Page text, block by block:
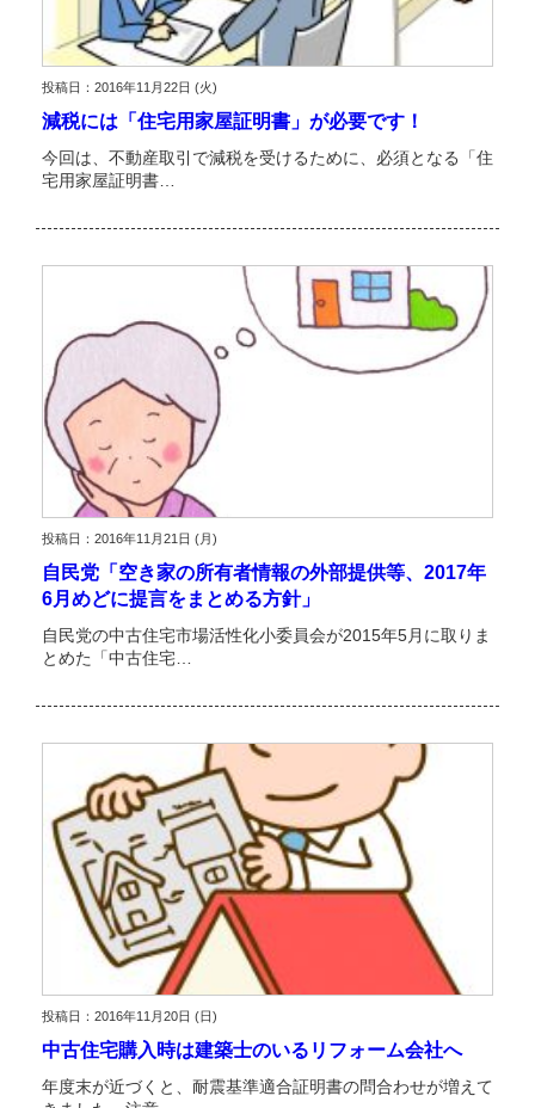
投稿日：2016年11月22日 (火)
減税には「住宅用家屋証明書」が必要です！
今回は、不動産取引で減税を受けるために、必須となる「住
宅用家屋証明書…
投稿日：2016年11月21日 (月)
自民党「空き家の所有者情報の外部提供等、2017年
6月めどに提言をまとめる方針」
自民党の中古住宅市場活性化小委員会が2015年5月に取りま
とめた「中古住宅…
投稿日：2016年11月20日 (日)
中古住宅購入時は建築士のいるリフォーム会社へ
年度末が近づくと、耐震基準適合証明書の問合わせが増えて